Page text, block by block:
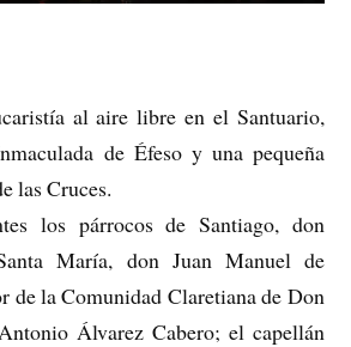
al aire libre en el Santuario,
de Éfeso y una pequeña
las Cruces.
los párrocos de Santiago, don
María, don Juan Manuel de
de la Comunidad Claretiana de Don
Álvarez Cabero; el capellán